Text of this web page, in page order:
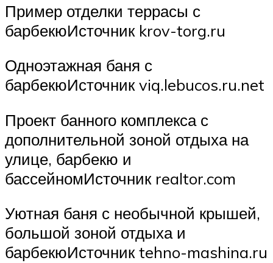
Пример отделки террасы с
барбекюИсточник krov-torg.ru
Одноэтажная баня с
барбекюИсточник viq.lebucos.ru.net
Проект банного комплекса с
дополнительной зоной отдыха на
улице, барбекю и
бассейномИсточник realtor.com
Уютная баня с необычной крышей,
большой зоной отдыха и
барбекюИсточник tehno-mashina.ru